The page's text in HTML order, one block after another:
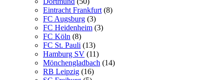
Eintracht Frankfurt (8)
FC Augsburg (3)
FC Heidenheim (3)
FC Köln (8)
FC St. Pauli (13)
Hamburg SV (11)
Mönchengladbach (14)
RB Leipzig (16)